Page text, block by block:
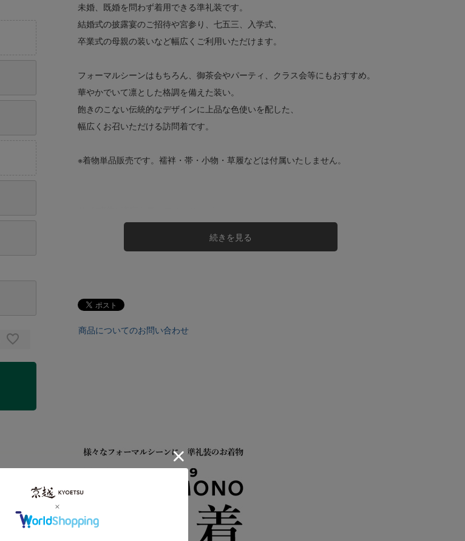
未婚、既婚を問わず着用できる準礼装です。
結婚式の披露宴のご招待や宮参り、七五三、入学式、
卒業式の母親の装いなど幅広くご利用いただけます。
フォーマルシーンはもちろん、御茶会やパーティ、クラス会等にもおすすめ。
華やかでいて凛とした格調を備えた装い。
飽きのこない伝統的なデザインに上品な色使いを配した、
幅広くお召いただける訪問着です。
※着物単品販売です。襦袢・帯・小物・草履などは付属いたしません。
身丈：165
素材： ポリエステル100％
商品についてのお問い合わせ